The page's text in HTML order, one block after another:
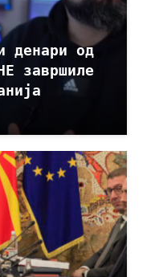
денари од
завршиле